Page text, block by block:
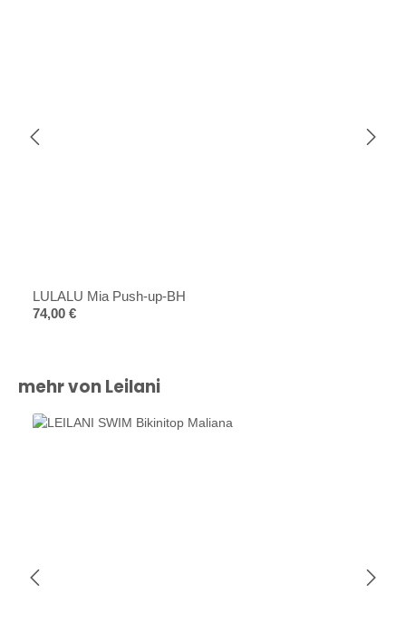
LULALU Mia Push-up-BH
Regulärer Preis:
74,00 €
Produktgalerie überspringen
mehr von Leilani